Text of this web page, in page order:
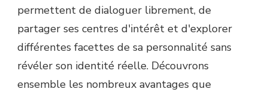
permettent de dialoguer librement, de
partager ses centres d'intérêt et d'explorer
différentes facettes de sa personnalité sans
révéler son identité réelle. Découvrons
ensemble les nombreux avantages que